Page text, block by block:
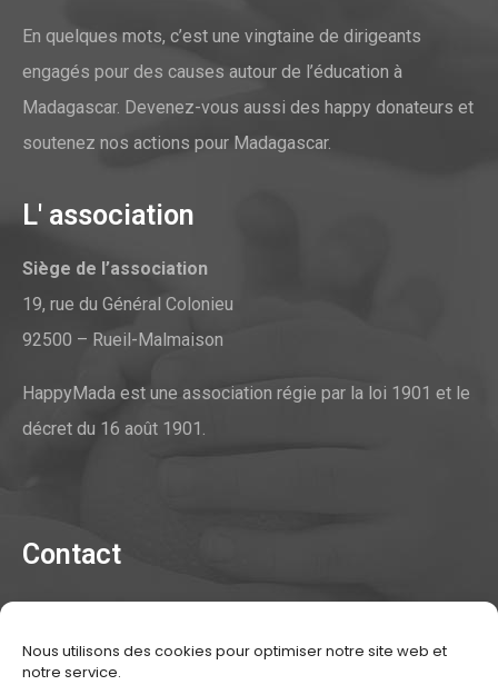
Nous utilisons des cookies pour optimiser notre site web et
notre service.
En quelques mots, c’est une vingtaine de dirigeants
engagés pour des causes autour de l’éducation à
Madagascar. Devenez-vous aussi des happy donateurs et
soutenez nos actions pour Madagascar.
L' association
Siège de l’association
19, rue du Général Colonieu
92500 – Rueil-Malmaison
HappyMada est une association régie par la loi 1901 et le
décret du 16 août 1901.
Contact
Mentions légales